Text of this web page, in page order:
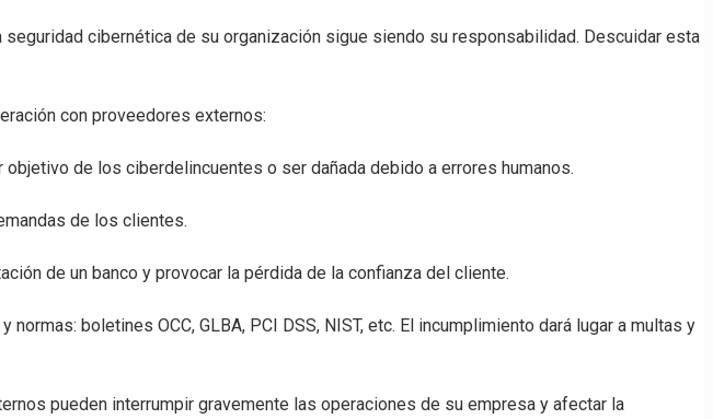
cibernética de su organización sigue siendo su responsabilidad. Descuidar esta
con proveedores externos:
de los ciberdelincuentes o ser dañada debido a errores humanos.
de los clientes.
de un banco y provocar la pérdida de la confianza del cliente.
boletines OCC, GLBA, PCI DSS, NIST, etc. El incumplimiento dará lugar a multas y
pueden interrumpir gravemente las operaciones de su empresa y afectar la